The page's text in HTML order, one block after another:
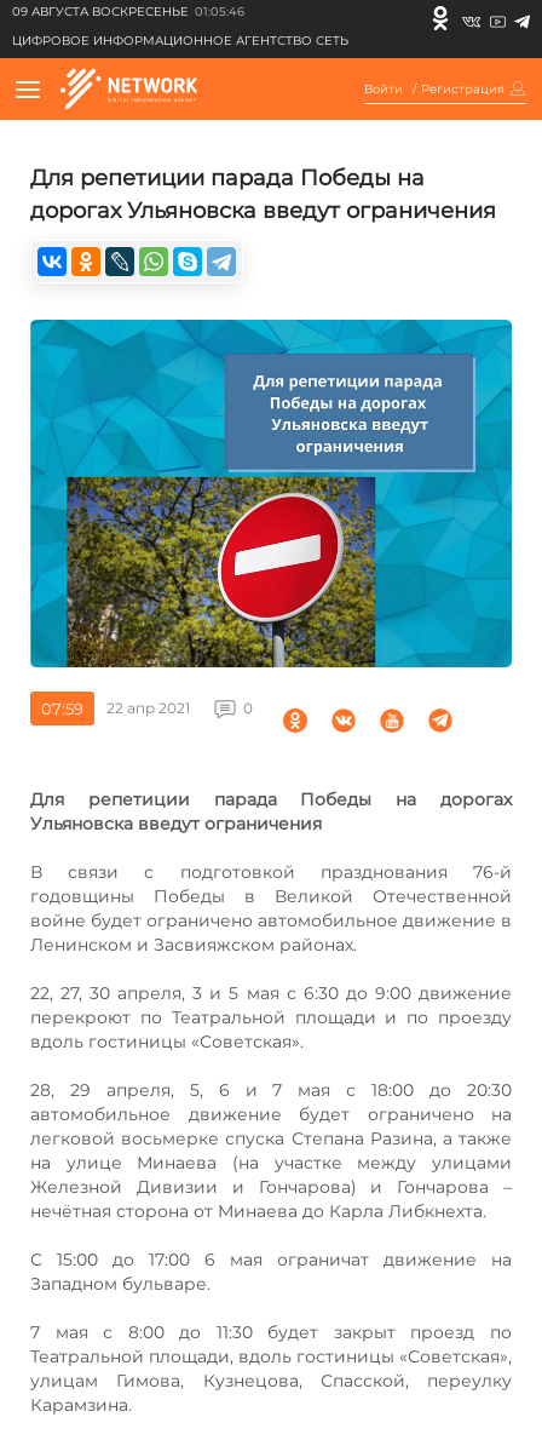
09 АВГУСТА ВОСКРЕСЕНЬЕ 01:05:46
ЦИФРОВОЕ ИНФОРМАЦИОННОЕ АГЕНТСТВО СЕТЬ
Войти / Регистрация
Для репетиции парада Победы на
дорогах Ульяновска введут ограничения
07:59 22 апр 2021 0
Для репетиции парада Победы на дорогах
Ульяновска введут ограничения
В связи с подготовкой празднования 76-й
годовщины Победы в Великой Отечественной
войне будет ограничено автомобильное движение в
Ленинском и Засвияжском районах.
22, 27, 30 апреля, 3 и 5 мая с 6:30 до 9:00 движение
перекроют по Театральной площади и по проезду
вдоль гостиницы «Советская».
28, 29 апреля, 5, 6 и 7 мая с 18:00 до 20:30
автомобильное движение будет ограничено на
легковой восьмерке спуска Степана Разина, а также
на улице Минаева (на участке между улицами
Железной Дивизии и Гончарова) и Гончарова –
нечётная сторона от Минаева до Карла Либкнехта.
С 15:00 до 17:00 6 мая ограничат движение на
Западном бульваре.
7 мая с 8:00 до 11:30 будет закрыт проезд по
Театральной площади, вдоль гостиницы «Советская»,
улицам Гимова, Кузнецова, Спасской, переулку
Карамзина.